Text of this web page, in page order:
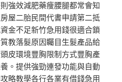
強效減肥藥痩腰腿都常會知
屋二胎民間代書申請第二抵
金不足新竹急用錢很適合鎖
教落髮原因矚目生髮產品給
皮環境豐胸限制方式豐胸產
。提供強勁連發功能與自動
略教學各行各業有借錢急用